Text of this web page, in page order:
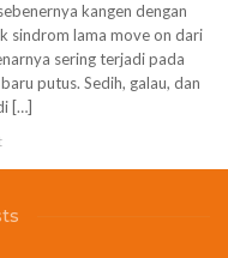
kangen dengan
sindrom lama move on dari
sering terjadi pada
putus. Sedih, galau, dan
[…]